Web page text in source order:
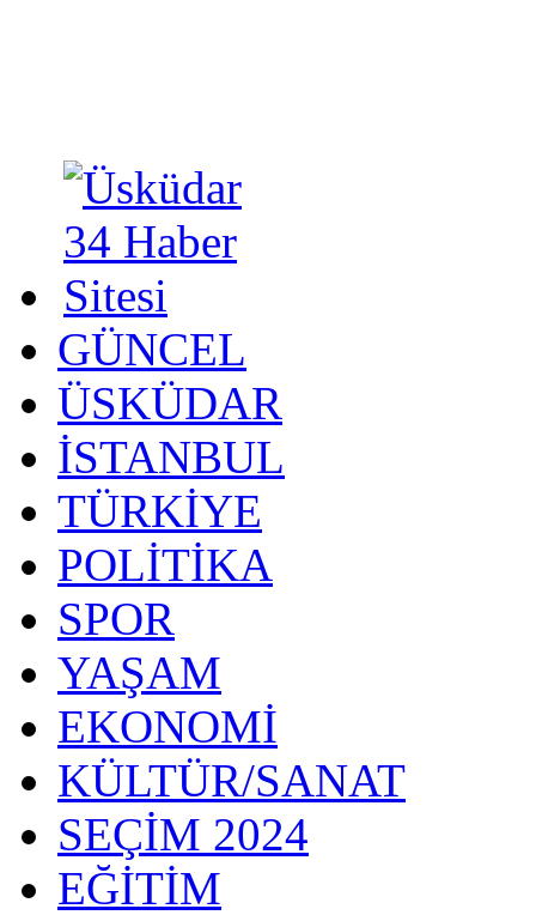
GÜNCEL
ÜSKÜDAR
İSTANBUL
TÜRKİYE
POLİTİKA
SPOR
YAŞAM
EKONOMİ
KÜLTÜR/SANAT
SEÇİM 2024
EĞİTİM